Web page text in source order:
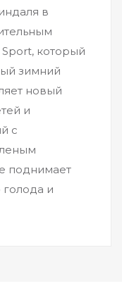
в
который
зимний
новый
и
с
поднимает
голода и